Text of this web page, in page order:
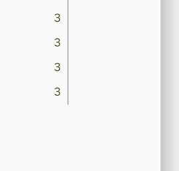
3
3
3
3